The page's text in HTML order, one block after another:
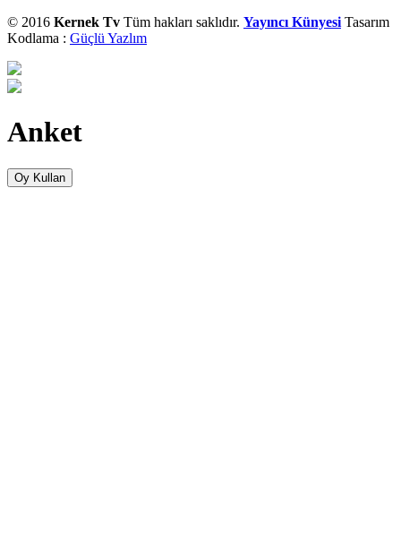
© 2016 Kernek Tv Tüm hakları saklıdır. Yayıncı Künyesi Tasarım
Kodlama : Güçlü Yazlım
Anket